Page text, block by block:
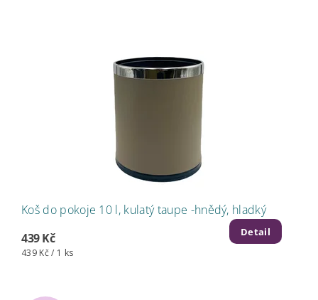
Koš do pokoje 10 l, kulatý taupe -hnědý, hladký
439 Kč
439 Kč / 1 ks
Detail